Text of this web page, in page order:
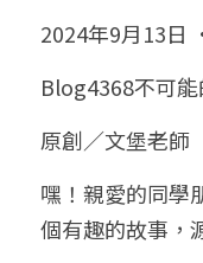
心靈成長
人氣最高
站長精選
臉書生活
好書推廌
團隊訓練營
八字視頻
陽宅視頻
線上直播
自我挑戰
八字初階班1
八字初階班2
八字進階班
八字中階班
八字高階班
命理商城
八字完整班
《十神高階
科學八字推
八字批命
我的著作
科學八字推理1
科學八字推
科學八字推
與我預約
批命預約
上課預約
登錄/註冊
2024年9月13日
Blog4368不可
原創／文堡老師
嘿！親愛的同學
個有趣的故事，